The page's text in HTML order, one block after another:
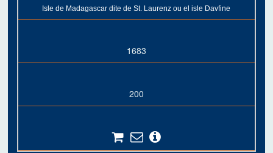
Isle de Madagascar dite de St. Laurenz ou el isle Davfine
1683
200